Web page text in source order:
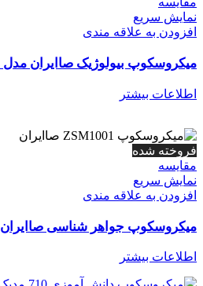
نمایش سریع
افزودن به علاقه مندی
میکروسکوپ بیولوژیک صاایران مدل BM22
اطلاعات بیشتر
فروخته شده
مقايسه
نمایش سریع
افزودن به علاقه مندی
میکروسکوپ جواهر شناسی صاایران
اطلاعات بیشتر